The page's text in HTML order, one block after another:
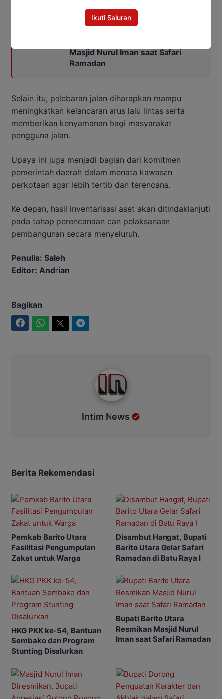
Masjid Nurul Iman saat Safari
Ramadan
Selain itu, pelebaran jalan diharapkan mampu
meningkatkan kelancaran arus lalu lintas serta
memberikan kenyamanan bagi masyarakat
pengguna jalan.
Upaya ini juga menjadi bagian dari komitmen
pemerintah daerah dalam menata kawasan
perkotaan agar lebih tertib dan terencana.
Ke depan, hasil inventarisasi aset akan ditindaklanjuti
pada tahap perencanaan dan pelaksanaan
pembangunan secara menyeluruh.
Penulis: Saleh
Editor: Andrian
Bagikan
Intim News
Berita Rekomendasi
Pemkab Barito Utara
Fasilitasi Pengumpulan
Zakat untuk Warga
Disambut Hangat, Bupati
Barito Utara Gelar Safari
Ramadan di Batu Raya I
HKG PKK ke-54, Bantuan
Sembako dan Program
Stunting Disalurkan
Bupati Barito Utara
Resmikan Masjid Nurul
Iman saat Safari Ramadan
Ikuti Saluran